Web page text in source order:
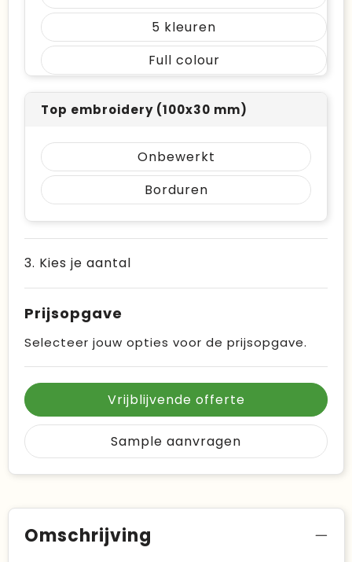
5
Full colour
Top embroidery (100x30 mm)
Onbewerkt
Borduren
3. Kies je aantal
Prijsopgave
Selecteer jouw opties voor de prijsopgave.
Vrijblijvende offerte
Sample aanvragen
Omschrijving